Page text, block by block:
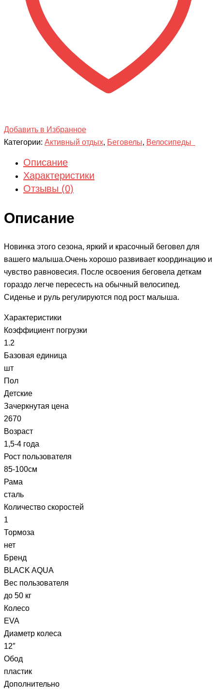
Добавить в Избранное
Категории: Активный отдых, Беговелы, Велосипеды
Описание
Характеристики
Отзывы (0)
Описание
Новинка этого сезона, яркий и красочный беговел для
вашего малыша.Очень хорошо развивает координацию и
чувство равновесия. После освоения беговела деткам
гораздо легче пересесть на обычный велосипед.
Сиденье и руль регулируются под рост малыша.
Характеристики
Коэффициент погрузки
1.2
Базовая единица
шт
Пол
Детские
Зачеркнутая цена
2670
Возраст
1,5-4 года
Рост пользователя
85-100см
Рама
сталь
Количество скоростей
1
Тормоза
нет
Бренд
BLACK AQUA
Вес пользователя
до 50 кг
Колесо
EVA
Диаметр колеса
12″
Обод
пластик
Дополнительно